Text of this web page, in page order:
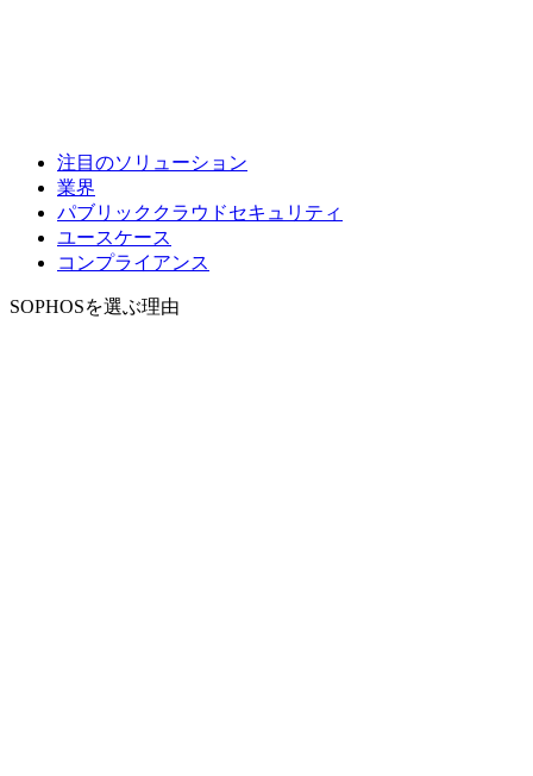
注目のソリューション
業界
パブリッククラウドセキュリティ
ユースケース
コンプライアンス
SOPHOSを選ぶ理由